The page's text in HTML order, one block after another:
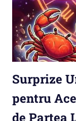
Surprize
pentru
de Partea